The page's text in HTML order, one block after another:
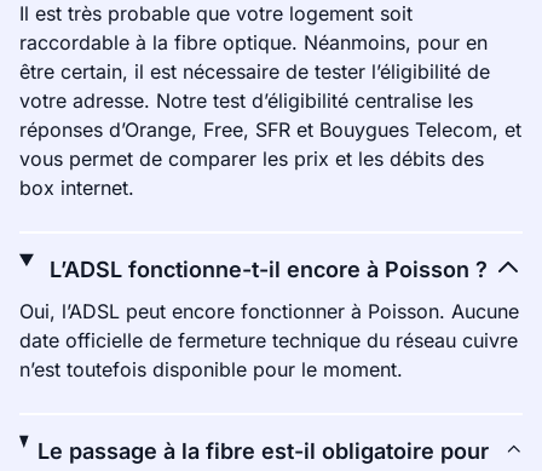
Il est très probable que votre logement soit
raccordable à la fibre optique. Néanmoins, pour en
être certain, il est nécessaire de tester l’éligibilité de
votre adresse. Notre test d’éligibilité centralise les
réponses d’Orange, Free, SFR et Bouygues Telecom, et
vous permet de comparer les prix et les débits des
box internet.
L’ADSL fonctionne-t-il encore à Poisson ?
Oui, l’ADSL peut encore fonctionner à Poisson. Aucune
date officielle de fermeture technique du réseau cuivre
n’est toutefois disponible pour le moment.
Le passage à la fibre est-il obligatoire pour